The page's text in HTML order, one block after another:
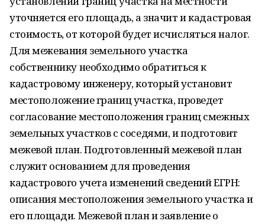
уточняется его площадь, а значит и кадастровая
стоимость, от которой будет исчисляться налог.
Для межевания земельного участка
собственнику необходимо обратиться к
кадастровому инженеру, который установит
местоположение границ участка, проведет
согласование местоположения границ смежных
земельных участков с соседями, и подготовит
межевой план. Подготовленный межевой план
служит основанием для проведения
кадастрового учета изменений сведений ЕГРН:
описания местоположения земельного участка и
его площади. Межевой план и заявление о